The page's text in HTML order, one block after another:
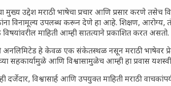
सामान्य आजारांवर गावठी उपाय – घरच्या
घरी मिळवा प्राथमिक आराम
आजच्या युगातील तरुण पिढी कुठे हरवली?
महाराष्ट्रातील किल्ल्यांचे महत्त्व : स्वराज्याच्या
उद्देश मराठी भाषेचा प्रचार आणि प्रसार करणे तसेच
विनामूल्य उपलब्ध करून देणे हा आहे. शिक्षण, आरोग्य,
माहिती आम्ही सातत्याने प्रकाशित करत असतो.
अनलिमिटेड हे केवळ एक संकेतस्थळ नसून मराठी भाषेवर
सहकार्यामुळे आणि विश्वासामुळेच आम्ही हा प्रवास
दर्जेदार, विश्वासार्ह आणि उपयुक्त माहिती मराठी